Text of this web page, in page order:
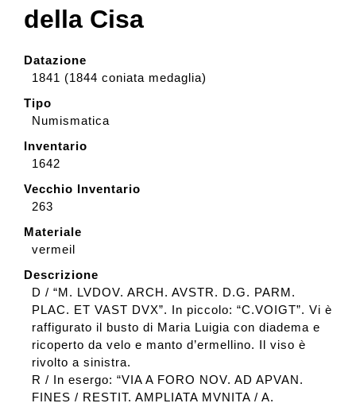
Accessibility
Donate
Search
Italiano
della Cisa
Datazione
1841 (1844 coniata medaglia)
Tipo
Numismatica
Inventario
1642
Vecchio Inventario
263
Materiale
vermeil
Descrizione
D / “M. LVDOV. ARCH. AVSTR. D.G. PARM.
PLAC. ET VAST DVX”. In piccolo: “C.VOIGT”. Vi è
raffigurato il busto di Maria Luigia con diadema e
ricoperto da velo e manto d’ermellino. Il viso è
rivolto a sinistra.
R / In esergo: “VIA A FORO NOV. AD APVAN.
FINES / RESTIT. AMPLIATA MVNITA / A.